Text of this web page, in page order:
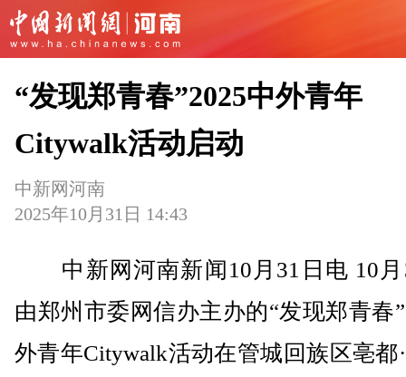
“发现郑青春”2025中外青年
Citywalk活动启动
中新网河南
2025年10月31日 14:43
中新网河南新闻10月31日电 10月
由郑州市委网信办主办的“发现郑青春
外青年Citywalk活动在管城回族区亳都